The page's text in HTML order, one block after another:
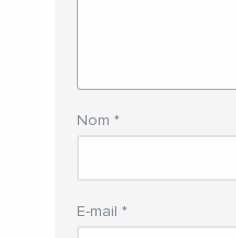
Nom *
E-mail *